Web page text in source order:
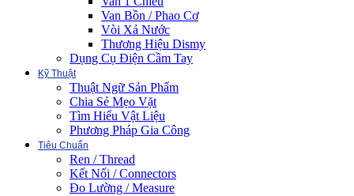
Van Bồn / Phao Cơ
Vòi Xả Nước
Thương Hiệu Dismy
Dụng Cụ Điện Cầm Tay
Kỹ Thuật
Thuật Ngữ Sản Phẩm
Chia Sẻ Mẹo Vặt
Tìm Hiểu Vật Liệu
Phương Pháp Gia Công
Tiêu Chuẩn
Ren / Thread
Kết Nối / Connectors
Đo Lường / Measure